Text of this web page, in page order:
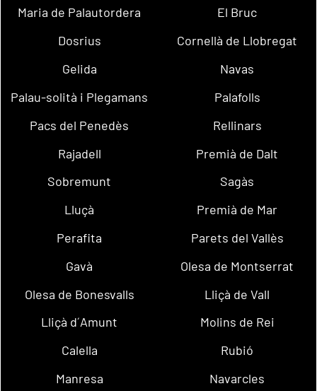
Maria de Palautordera
El Bruc
Dosrius
Cornellà de Llobregat
Gelida
Navas
Palau-solità i Plegamans
Palafolls
Pacs del Penedès
Rellinars
Rajadell
Premià de Dalt
Sobremunt
Sagàs
Lluçà
Premià de Mar
Perafita
Parets del Vallès
Gavà
Olesa de Montserrat
Olesa de Bonesvalls
Lliçà de Vall
Lliçà d´Amunt
Molins de Rei
Calella
Rubió
Manresa
Navarcles